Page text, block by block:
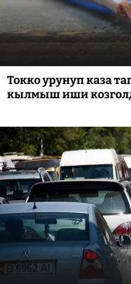
Токко урунуп каза
кылмыш иши